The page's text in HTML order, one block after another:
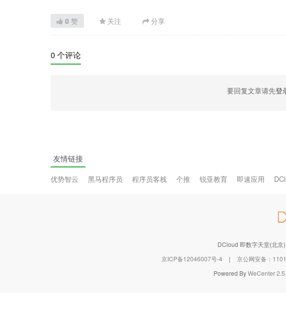
0 赞 关注 分享
0 个评论
要回复文章请先登
友情链接
优势智云 黑马程序员 程序员客栈 个推 锐亚教育 即速应用
DCloud 即数字天堂(北
京ICP备12046007号-4
| 京公网安备：
Powered ByWeCenter